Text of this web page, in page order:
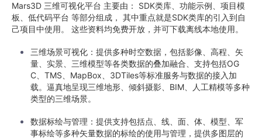
Mars3D 三维可视化平台 主要由： SDK类库、功能示例、项目模
板、低代码平台 等部分组成， 其中重点就是SDK类库的引入到自
己项目中使用。 这些资料均免费开放，并可下载离线本地使用。
三维场景可视化：提供多种时空数据，包括影像、高程、矢
量、实景、三维模型等各类数据的叠加融合、支持包括OG
C、TMS、MapBox、3DTiles等标准服务与数据的接入加
载。逼真地呈现三维地形、倾斜摄影、BIM、人工精模等多种
类型的三维场景。
数据标绘与管理：提供支持包括点、线、面、体、模型、军
事标绘等多种矢量数据的标绘的使用与管理，提供多图层的